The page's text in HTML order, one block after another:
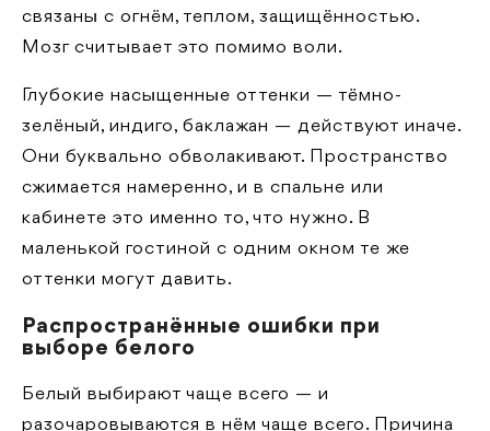
связаны с огнём, теплом, защищённостью.
Мозг считывает это помимо воли.
Глубокие насыщенные оттенки — тёмно-
зелёный, индиго, баклажан — действуют иначе.
Они буквально обволакивают. Пространство
сжимается намеренно, и в спальне или
кабинете это именно то, что нужно. В
маленькой гостиной с одним окном те же
оттенки могут давить.
Распространённые ошибки при
выборе белого
Белый выбирают чаще всего — и
разочаровываются в нём чаще всего. Причина